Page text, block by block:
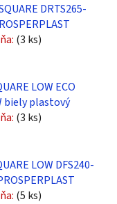
DRTS265-
(3 ks)
LOW ECO
biely plastový
(3 ks)
LOW DFS240-
(5 ks)